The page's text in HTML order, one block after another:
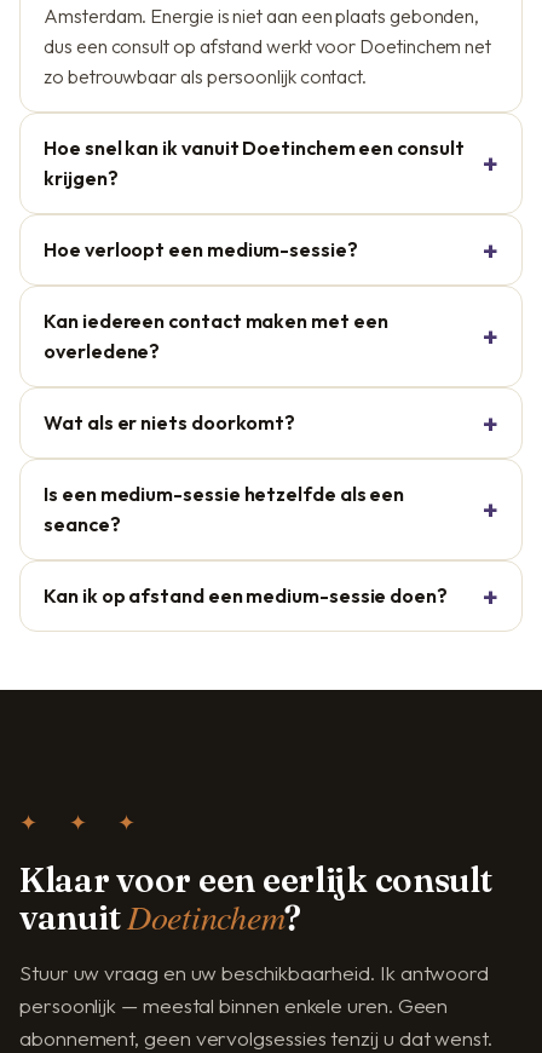
Amsterdam. Energie is niet aan een plaats gebonden,
dus een consult op afstand werkt voor Doetinchem net
zo betrouwbaar als persoonlijk contact.
Hoe snel kan ik vanuit Doetinchem een consult
krijgen?
Hoe verloopt een medium-sessie?
Kan iedereen contact maken met een
overledene?
Wat als er niets doorkomt?
Is een medium-sessie hetzelfde als een
seance?
Kan ik op afstand een medium-sessie doen?
✦ ✦ ✦
Klaar voor een eerlijk consult
vanuitDoetinchem?
Stuur uw vraag en uw beschikbaarheid. Ik antwoord
persoonlijk — meestal binnen enkele uren. Geen
abonnement, geen vervolgsessies tenzij u dat wenst.